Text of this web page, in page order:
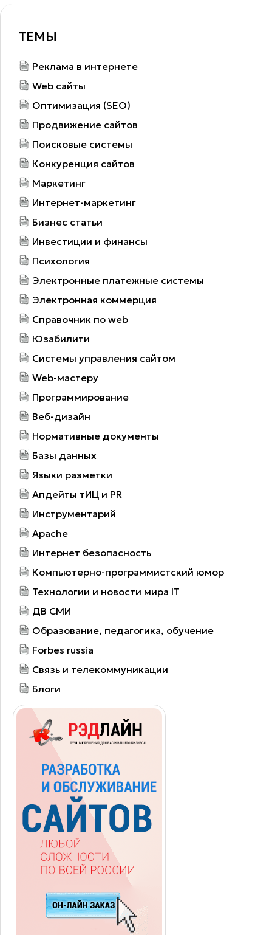
ТЕМЫ
Реклама в интернете
Web сайты
Оптимизация (SEO)
Продвижение сайтов
Поисковые системы
Конкуренция сайтов
Маркетинг
Интернет-маркетинг
Бизнес статьи
Инвестиции и финансы
Психология
Электронные платежные системы
Электронная коммерция
Справочник по web
Юзабилити
Системы управления сайтом
Web-мастеру
Программирование
Веб-дизайн
Нормативные документы
Базы данных
Языки разметки
Апдейты тИЦ и PR
Инструментарий
Apache
Интернет безопасность
Компьютерно-программистский юмор
Технологии и новости мира IT
ДВ СМИ
Образование, педагогика, обучение
Forbes russia
Связь и телекоммуникации
Блоги